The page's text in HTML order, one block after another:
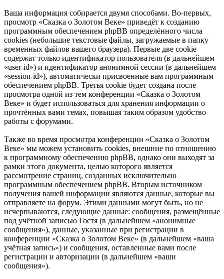
Ваша информация собирается двумя способами. Во-первых,
просмотр «Сказка о Золотом Веке» приведёт к созданию
программным обеспечением phpBB определённого числа
cookies (небольшие текстовые файлы, загружаемые в папку
временных файлов вашего браузера). Первые две cookie
содержат только идентификатор пользователя (в дальнейшем
«user-id») и идентификатор анонимной сессии (в дальнейшем
«session-id»), автоматически присвоенные вам программным
обеспечением phpBB. Третья cookie будет создана после
просмотра одной из тем конференции «Сказка о Золотом
Веке» и будет использоваться для хранения информации о
прочтённых вами темах, повышая таким образом удобство
работы с форумами.
Также во время просмотра конференции «Сказка о Золотом
Веке» мы можем установить cookies, внешние по отношению
к программному обеспечению phpBB, однако они выходят за
рамки этого документа, целью которого является
рассмотрение страниц, созданных исключительно
программным обеспечением phpBB. Вторым источником
получения вашей информации являются данные, которые вы
отправляете на форум. Этими данными могут быть, но не
исчерпываются, следующие данные: сообщения, размещённые
под учётной записью Гостя (в дальнейшем «анонимные
сообщения»), данные, указанные при регистрации в
конференции «Сказка о Золотом Веке» (в дальнейшем «ваша
учётная запись») и сообщения, оставленные вами после
регистрации и авторизации (в дальнейшем «ваши
сообщения»).